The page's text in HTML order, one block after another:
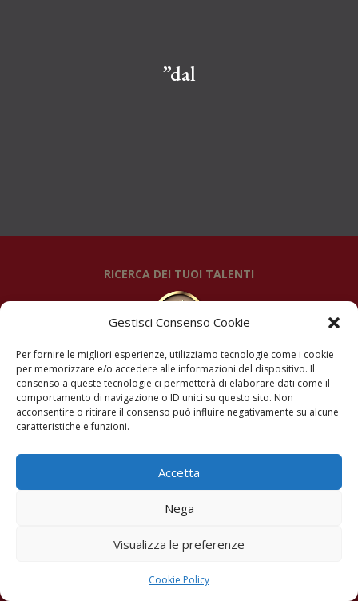
Gestisci Consenso Cookie
Per fornire le migliori esperienze, utilizziamo tecnologie come i cookie
per memorizzare e/o accedere alle informazioni del dispositivo. Il
consenso a queste tecnologie ci permetterà di elaborare dati come il
comportamento di navigazione o ID unici su questo sito. Non
acconsentire o ritirare il consenso può influire negativamente su alcune
caratteristiche e funzioni.
Accetta
Nega
Visualizza le preferenze
Cookie Policy
”dal
RICERCA DEI TUOI TALENTI
DRLFNC70P41L407M
SEGUIMI